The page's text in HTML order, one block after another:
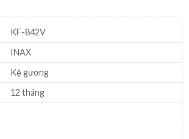
KF-842V
INAX
Kệ gương
12 tháng